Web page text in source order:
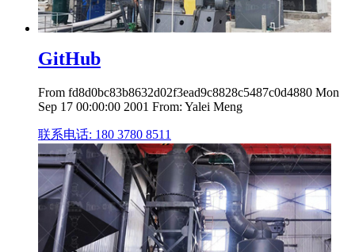
GitHub
From fd8d0bc83b8632d02f3ead9c8828c5487c0d4880 Mon
Sep 17 00:00:00 2001 From: Yalei Meng
联系电话: 180 3780 8511